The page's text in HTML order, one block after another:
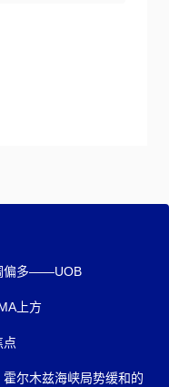
偏多——UOB
上方
点
尔木兹海峡局势缓和的